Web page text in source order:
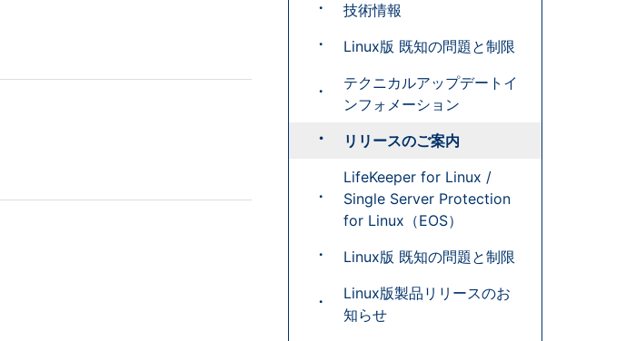
技術情報
Linux版 既知の問題と制限
テクニカルアップデートイ
ンフォメーション
リリースのご案内
LifeKeeper for Linux /
Single Server Protection
for Linux（EOS）
Linux版 既知の問題と制限
Linux版製品リリースのお
知らせ